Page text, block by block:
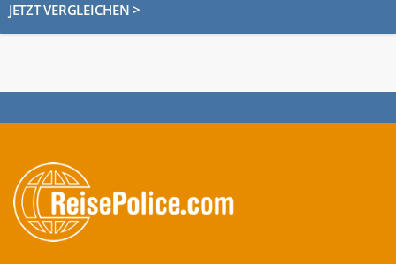
JETZT VERGLEICHEN >